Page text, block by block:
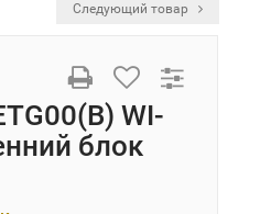
Следующий товар
WI-
блок